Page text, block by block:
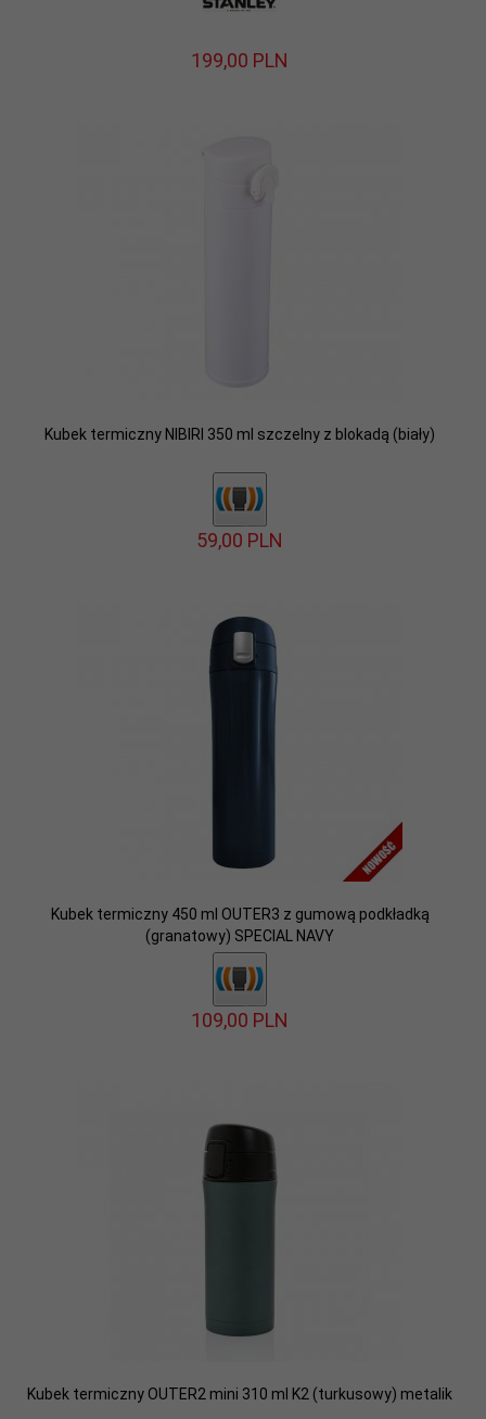
199,00 PLN
Kubek termiczny NIBIRI 350 ml szczelny z blokadą (biały)
59,00 PLN
Kubek termiczny 450 ml OUTER3 z gumową podkładką
(granatowy) SPECIAL NAVY
109,00 PLN
Kubek termiczny OUTER2 mini 310 ml K2 (turkusowy) metalik